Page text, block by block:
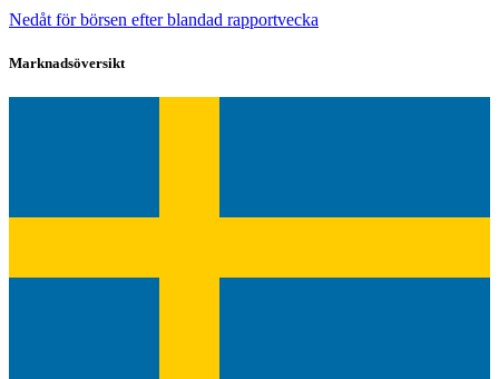
Nedåt för börsen efter blandad rapportvecka
Marknadsöversikt